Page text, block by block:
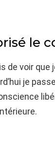
le
de voir que
je